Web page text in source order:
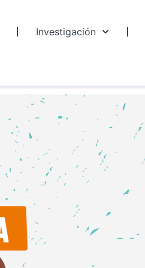
Investigación